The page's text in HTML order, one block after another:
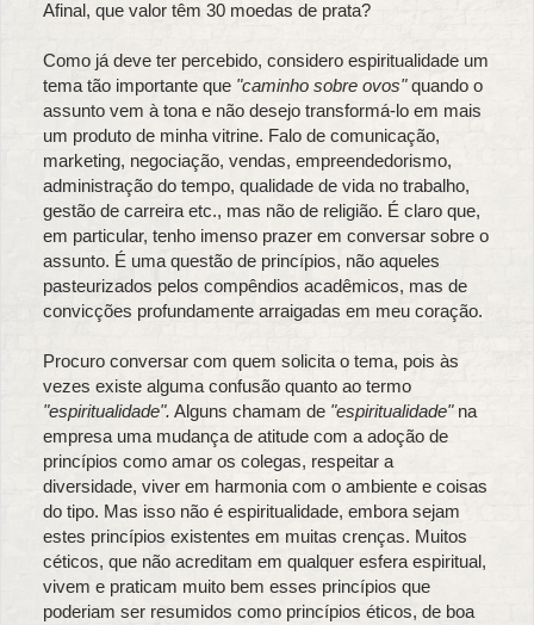
Afinal, que valor têm 30 moedas de prata?
Como já deve ter percebido, considero espiritualidade um
tema tão importante que "caminho sobre ovos"quando o
assunto vem à tona e não desejo transformá-lo em mais
um produto de minha vitrine. Falo de comunicação,
marketing, negociação, vendas, empreendedorismo,
administração do tempo, qualidade de vida no trabalho,
gestão de carreira etc., mas não de religião. É claro que,
em particular, tenho imenso prazer em conversar sobre o
assunto. É uma questão de princípios, não aqueles
pasteurizados pelos compêndios acadêmicos, mas de
convicções profundamente arraigadas em meu coração.
Procuro conversar com quem solicita o tema, pois às
vezes existe alguma confusão quanto ao termo
"espiritualidade". Alguns chamam de "espiritualidade"na
empresa uma mudança de atitude com a adoção de
princípios como amar os colegas, respeitar a
diversidade, viver em harmonia com o ambiente e coisas
do tipo. Mas isso não é espiritualidade, embora sejam
estes princípios existentes em muitas crenças. Muitos
céticos, que não acreditam em qualquer esfera espiritual,
vivem e praticam muito bem esses princípios que
poderiam ser resumidos como princípios éticos, de boa